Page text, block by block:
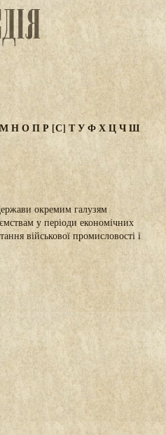
МНОПР [С] ТУФХЦЧШ
окремим галузям
у періоди економічних
військової промисловості і